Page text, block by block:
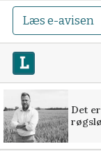
Læs e-avisen
Det